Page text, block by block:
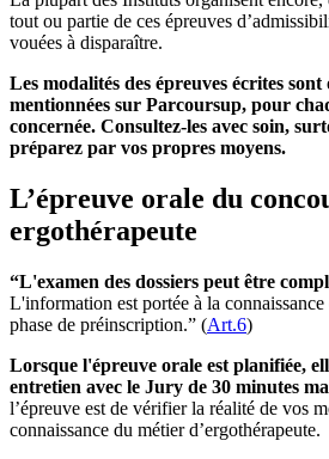
tout ou partie de ces épreuves
vouées à disparaître.
Les modalités des épreuves écrites
mentionnées sur Parcoursup, pour
concernée. Consultez-les avec soin,
préparez par vos propres moyens.
L’épreuve orale du
ergothérapeute
“L'examen des dossiers peut être
L'information est portée à la connaissance
phase de préinscription.” (Art.6)
Lorsque l'épreuve orale est planifiée,
entretien avec le Jury de 30 minutes
l’épreuve est de vérifier la réalité de vos
connaissance du métier d’ergothérapeute.